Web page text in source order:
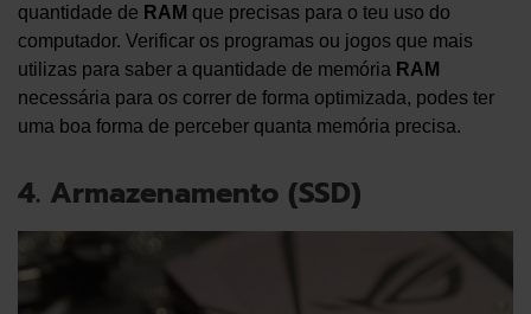
quantidade de RAM que precisas para o teu uso do
computador. Verificar os programas ou jogos que mais
utilizas para saber a quantidade de memória RAM
necessária para os correr de forma optimizada, podes ter
uma boa forma de perceber quanta memória precisa.
4. Armazenamento (SSD)